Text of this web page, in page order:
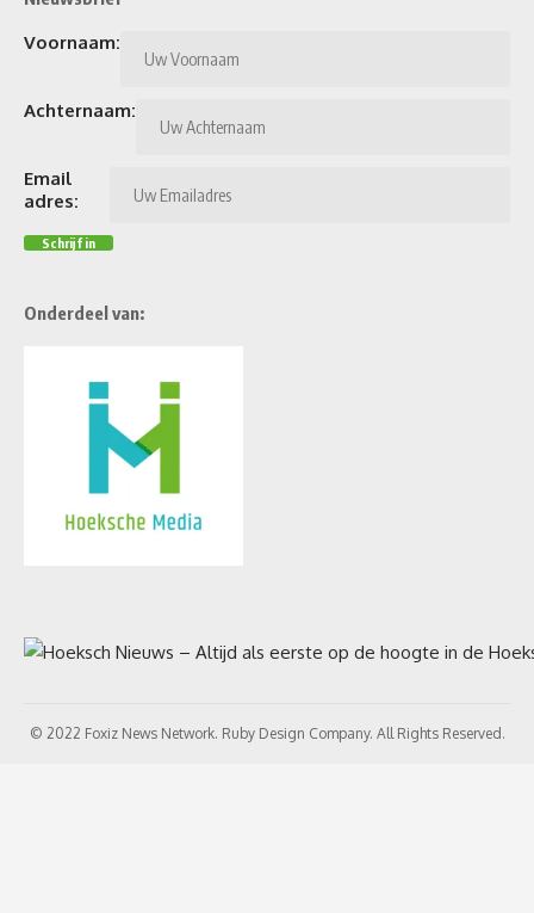
Voornaam:
Achternaam:
Email
adres:
Onderdeel van:
© 2022 Foxiz News Network. Ruby Design Company. All Rights Reserved.